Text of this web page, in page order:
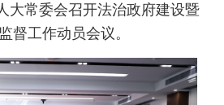
大常委会召开法治政府建设暨
督工作动员会议。